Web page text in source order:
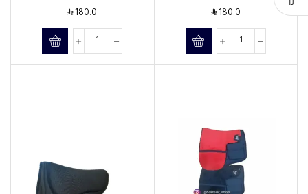
SAR180.0
SAR180.0